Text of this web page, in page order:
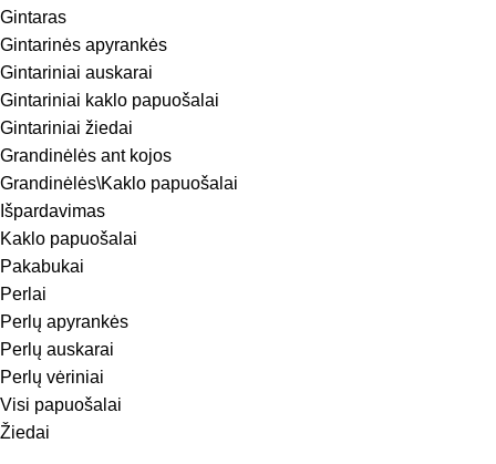
Gintaras
Gintarinės apyrankės
Gintariniai auskarai
Gintariniai kaklo papuošalai
Gintariniai žiedai
Grandinėlės ant kojos
Grandinėlės\Kaklo papuošalai
Išpardavimas
Kaklo papuošalai
Pakabukai
Perlai
Perlų apyrankės
Perlų auskarai
Perlų vėriniai
Visi papuošalai
Žiedai